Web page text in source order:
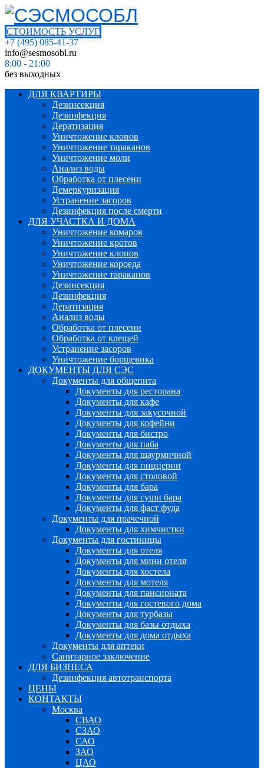
СТОИМОСТЬ УСЛУГ
+7 (495) 085-41-37
info@sesmosobl.ru
8:00 - 21:00
без выходных
ДЛЯ КВАРТИРЫ
Дезинсекция
Дезинфекция
Дератизация
Уничтожение клопов
Уничтожение тараканов
Уничтожение моли
Анализ воды
Обработка от плесени
Демеркуризация
Устранение засоров
Дезинфекция после смерти
ДЛЯ УЧАСТКА И ДОМА
Уничтожение комаров
Уничтожение кротов
Уничтожение клопов
Уничтожение короеда
Уничтожение тараканов
Дезинсекция
Дезинфекция
Дератизация
Анализ воды
Обработка от плесени
Обработка от клещей
Устранение засоров
Уничтожение борщевика
ДОКУМЕНТЫ ДЛЯ СЭС
Документы для общепита
Документы для ресторана
Документы для кафе
Документы для закусочной
Документы для кофейни
Документы для бистро
Документы для паба
Документы для шаурмичной
Документы для пиццерии
Документы для столовой
Документы для бара
Документы для суши бара
Документы для фаст фуда
Документы для прачечной
Документы для химчистки
Документы для гостиницы
Документы для отеля
Документы для мини отеля
Документы для хостела
Документы для мотеля
Документы для пансионата
Документы для гостевого дома
Документы для турбазы
Документы для базы отдыха
Документы для дома отдыха
Документы для аптеки
Санитарное заключение
ДЛЯ БИЗНЕСА
Дезинфекция автотранспорта
ЦЕНЫ
КОНТАКТЫ
Москва
СВАО
СЗАО
САО
ЗАО
ЦАО